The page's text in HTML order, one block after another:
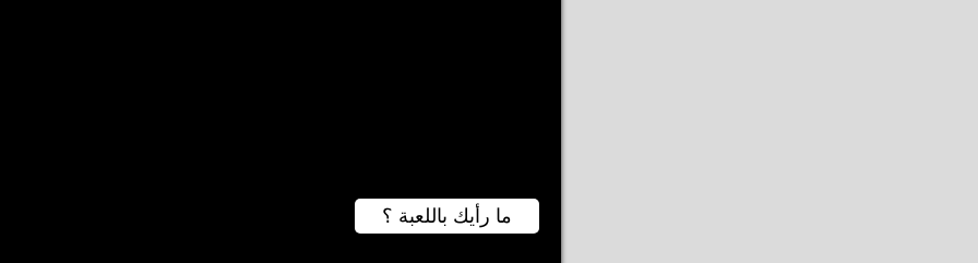
ما رأيك باللعبة ؟